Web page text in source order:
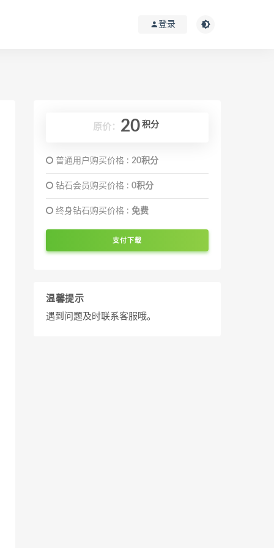
登录
原价： 20 积分
普通用户购买价格 : 20积分
钻石会员购买价格 : 0积分
终身钻石购买价格 : 免费
支付下载
温馨提示
遇到问题及时联系客服哦。